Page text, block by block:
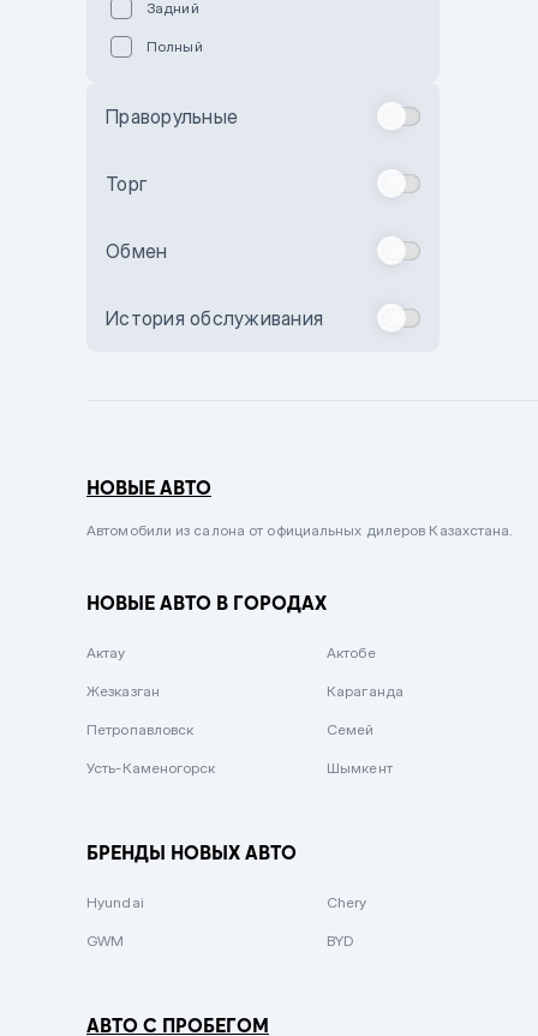
Бежевый
Комбинированный
Сиреневый металлик
Вишневый
Зеленый металлик
Задний
Полный
Праворульные
Торг
Обмен
История обслуживания
НОВЫЕ АВТО
Автомобили из салона от официальных дилеров Казахстана.
НОВЫЕ АВТО В ГОРОДАХ
Актау Актобе
Жезказган Караганда
Петропавловск Семей
Усть-Каменогорск Шымкент
БРЕНДЫ НОВЫХ АВТО
Hyundai Chery
GWM BYD
АВТО С ПРОБЕГОМ